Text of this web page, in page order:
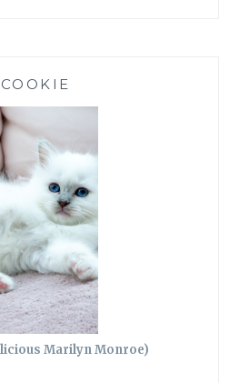
COOKIE
Marilyn Monroe)